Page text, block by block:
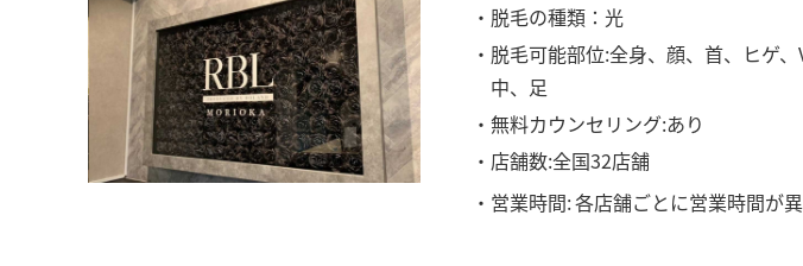
・脱毛の種類：光
・脱毛可能部位:全身、顔、首、ヒゲ
中、足
・無料カウンセリング:あり
・店舗数:全国32店舗
・営業時間:各店舗ごとに営業時間が異